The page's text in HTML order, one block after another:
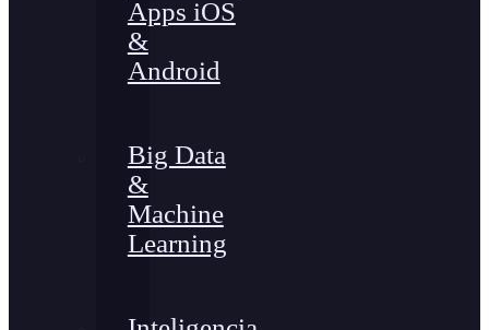
Apps iOS
&
Android
Big Data
&
Machine
Learning